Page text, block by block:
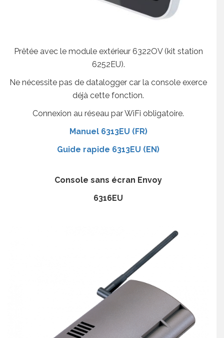
Prêtée avec le module extérieur 6322OV (kit station
6252EU).
Ne nécessite pas de datalogger car la console exerce
déjà cette fonction.
Connexion au réseau par WiFi obligatoire.
Manuel 6313EU (FR)
Guide rapide 6313EU (EN)
Console sans écran Envoy
6316EU